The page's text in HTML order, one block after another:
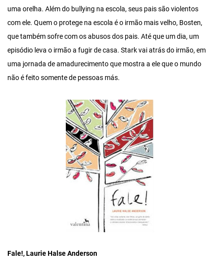
uma orelha. Além do bullying na escola, seus pais são violentos
com ele. Quem o protege na escola é o irmão mais velho, Bosten,
que também sofre com os abusos dos pais. Até que um dia, um
episódio leva o irmão a fugir de casa. Stark vai atrás do irmão, em
uma jornada de amadurecimento que mostra a ele que o mundo
não é feito somente de pessoas más.
Fale!, Laurie Halse Anderson